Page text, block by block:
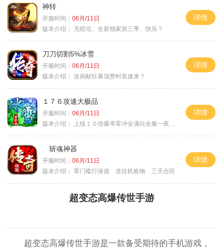
神转
开服时间： 06月/11日
版本介绍： 无暗坑、全新独家第三季、快乐？
详情
刀刀切割5%冰雪
开服时间： 06月/11日
版本介绍： 送捐献狂暴顶赞时装速来？
详情
１７６攻速大极品
开服时间： 06月/11日
版本介绍：
上线１０倍爆率零冲全满玩全服一夜终极
详情
斩魂神器
开服时间： 06月/11日
版本介绍： 零门槛打保值 送挂机捡物 三天合区
详情
超变态高爆传世手游
超变态高爆传世手游是一款备受期待的手机游戏，